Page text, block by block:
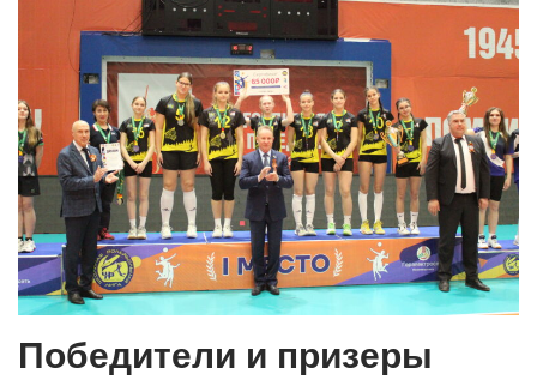
Победители и призеры